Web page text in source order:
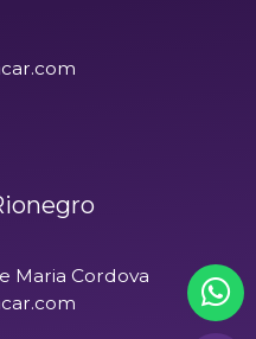
Maria Cordova